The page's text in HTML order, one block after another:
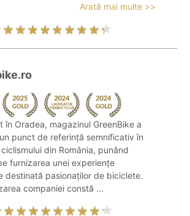
Arată mai multe >>
în Oradea, magazinul GreenBike a
punct de referință semnificativ în
din România, punând
furnizarea unei experiențe
destinată pasionaților de biciclete.
companiei constă ...